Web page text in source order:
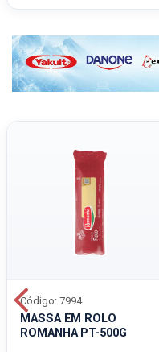
MASSA EM ROLO
ROMANHA PT-500G
Código: 7994